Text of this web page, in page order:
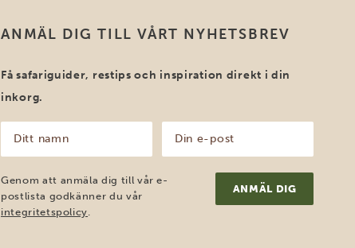
ANMÄL DIG TILL VÅRT NYHETSBREV
Få safariguider, restips och inspiration direkt i din
inkorg.
namn
(Obligatoriskt)
post
(Obligatoriskt)
Genom att anmäla dig till vår e-
postlista godkänner du vår
integritetspolicy.